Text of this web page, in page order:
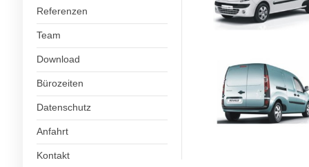
Referenzen
Team
Download
Bürozeiten
Datenschutz
Anfahrt
Kontakt